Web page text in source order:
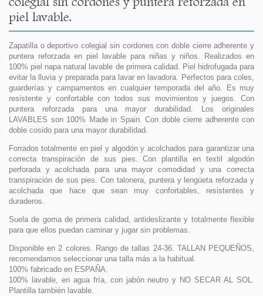
piel lavable.
Zapatilla o deportivo colegial sin cordones con doble cierre adherente y
puntera reforzada en piel lavable para niñas y niños. Realizados en
100% piel napa natural lavable de primera calidad. Piel hidrofugada para
evitar la lluvia y preparada para lavar en lavadora. Perfectos para coles,
guarderías y campamentos en cualquier temporada del año. Es muy
resistente y confortable con todos sus movimientos y juegos. Con
puntera reforzada para una mayor durabilidad. Los originales
LAVABLES son 100% Made in Spain. Con doble cierre adherente con
doble cosido para una mayor durabilidad.
Forrados totalmente en piel y algodón y acolchados para garantizar una
correcta transpiración de sus pies. Con plantilla en textil algodón
perforada y acolchada para una mayor comodidad y una correcta
transpiración de sus pies. Con talonera, puntera y lengüeta reforzada y
acolchada que hace que sean muy confortables, resistentes y
duraderos.
Suela de goma de primera calidad, antideslizante y totalmente flexible
para que ellos puedan caminar y jugar sin problemas.
Disponible en 2 colores. Rango de tallas 24-36. TALLAN PEQUEÑOS,
recomendamos seleccionar una talla más a la habitual.
100% fabricado en ESPAÑA.
100% lavable, en agua fría, con jabón neutro y NO SECAR AL SOL.
Plantilla también lavable.